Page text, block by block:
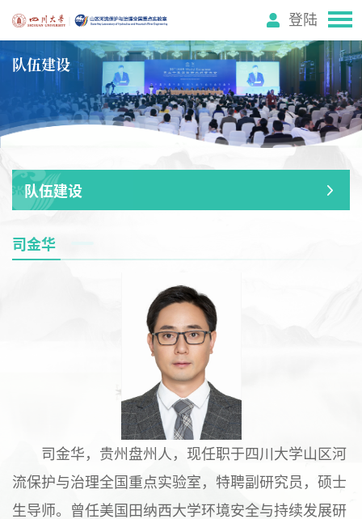
登陆
队伍建设
队伍建设
司金华
司金华，贵州盘州人，现任职于四川大学山区河
流保护与治理全国重点实验室，特聘副研究员，硕士
生导师。曾任美国田纳西大学环境安全与持续发展研